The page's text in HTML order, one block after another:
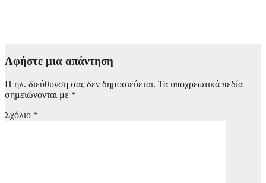
Αφήστε μια απάντηση
Η ηλ. διεύθυνση σας δεν δημοσιεύεται. Τα υποχρεωτικά πεδία
σημειώνονται με *
Σχόλιο *